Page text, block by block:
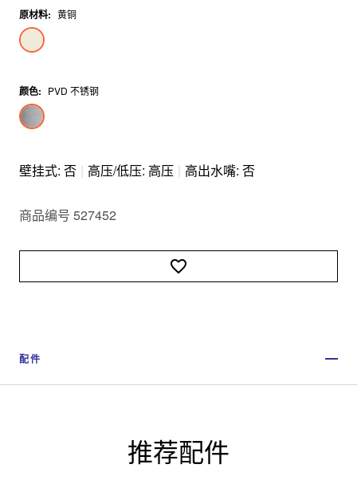
原材料: 黄铜
颜色: PVD 不锈钢
壁挂式: 否 | 高压/低压: 高压 | 高出水嘴: 否
商品编号 527452
配件
推荐配件